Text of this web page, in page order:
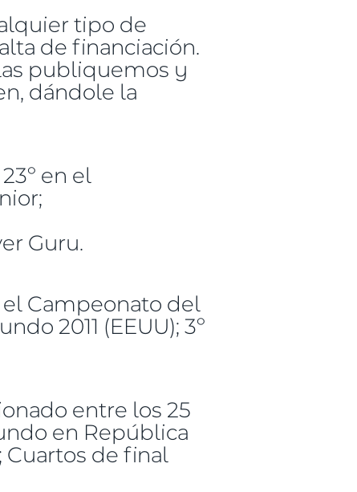
tipo de
de financiación.
publiquemos y
dándole la
en el
Guru.
el Campeonato del
2011 (EEUU); 3º
entre los 25
en República
Cuartos de final